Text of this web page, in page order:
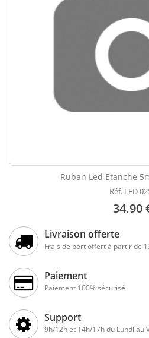
Ruban Led Etanche
Réf. LED
34.90
Livraison offerte
Frais de port offert à partir de
Paiement
Paiement 100% sécurisé
Support
9h/12h et 14h/17h du Lundi au